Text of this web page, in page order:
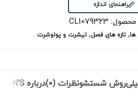
راهنمای اندازه
محصول: CL1079323
ها, تازه های فصل, تیشرت و پولوشرت
روش شستشونظرات (0) درباره COLIN'S